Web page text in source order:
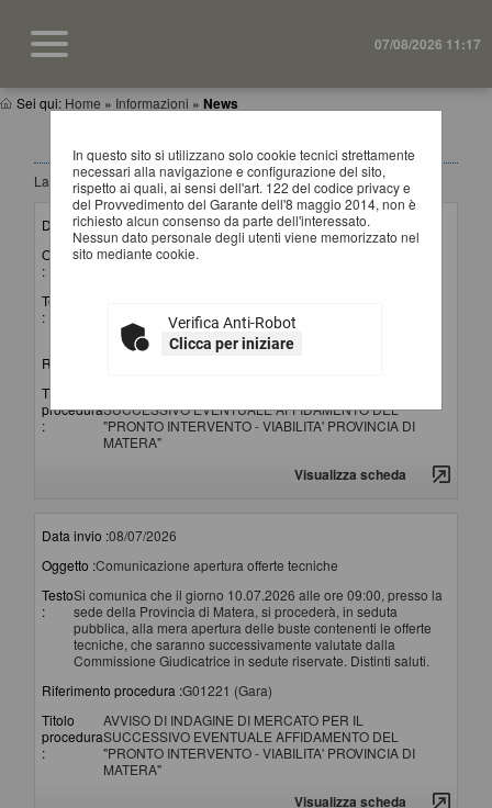
07/08/2026 11:17
Sei qui: Home » Informazioni » News
In questo sito si utilizzano solo cookie tecnici strettamente
necessari alla navigazione e configurazione del sito,
rispetto ai quali, ai sensi dell'art. 122 del codice privacy e
del Provvedimento del Garante dell'8 maggio 2014, non è
richiesto alcun consenso da parte dell'interessato.
Nessun dato personale degli utenti viene memorizzato nel
sito mediante cookie.
Verifica Anti-Robot
Clicca per iniziare
NEWS
La ricerca ha restituito 4 risultati.
Data invio :15/07/2026
Oggetto
:
Lettura punteggi offerte tecniche ed apertura offerte
Testo
:
procederà in seduta pubblica alla lettura dei punteggi attribuiti
alle offerte tecniche e all'apertura delle offerte economiche.
Riferimento procedura :
Titolo
procedura
:
SUCCESSIVO EVENTUALE AFFIDAMENTO DEL
"PRONTO INTERVENTO - VIABILITA' PROVINCIA DI
MATERA"
Visualizza scheda
Data invio :08/07/2026
Oggetto :Comunicazione apertura offerte tecniche
Testo
:
Si comunica che il giorno 10.07.2026 alle ore 09:00, presso la
sede della Provincia di Matera, si procederà, in seduta
pubblica, alla mera apertura delle buste contenenti le offerte
tecniche, che saranno successivamente valutate dalla
Commissione Giudicatrice in sedute riservate. Distinti saluti.
Riferimento procedura :G01221 (Gara)
Titolo
procedura
:
AVVISO DI INDAGINE DI MERCATO PER IL
SUCCESSIVO EVENTUALE AFFIDAMENTO DEL
"PRONTO INTERVENTO - VIABILITA' PROVINCIA DI
MATERA"
Visualizza scheda